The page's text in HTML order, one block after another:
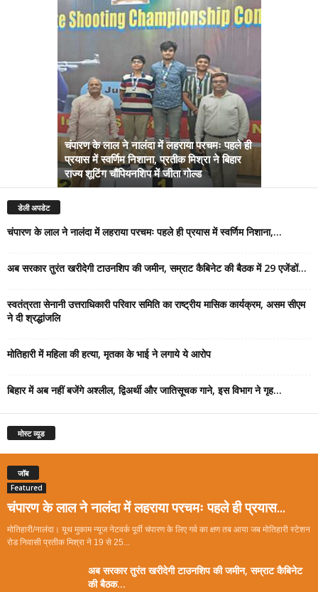
चंपारण के लाल ने नालंदा में लहराया परचमः पहले ही
प्रयास में स्वर्णिम निशाना, प्रतीक मिश्रा ने बिहार
राज्य शूटिंग चौंपियनशिप में जीता गोल्ड
डेली अपडेट
चंपारण के लाल ने नालंदा में लहराया परचमः पहले ही प्रयास में स्वर्णिम निशाना,...
अब सरकार तुरंत खरीदेगी टाउनशिप की जमीन, सम्राट कैबिनेट की बैठक में 29 एजेंडों...
स्वतंत्रता सेनानी उत्तराधिकारी परिवार समिति का राष्ट्रीय मासिक कार्यक्रम, असम सीएम
ने दी श्रद्धांजलि
मोतिहारी में महिला की हत्या, मृतका के भाई ने लगाये ये आरोप
बिहार में अब नहीं बजेंगे अश्लील, द्विअर्थी और जातिसूचक गाने, इस विभाग ने गृह...
मोस्ट व्यूड
जॉब
Featured
चंपारण के लाल ने नालंदा में लहराया परचमः पहले ही प्रयास...
मोतिहारी/नालंदा। यूथ मुकाम न्यूज नेटवर्क पूर्वी चंपारण के लिए गर्व का क्षण तब आया जब मोतिहारी स्टेशन
रोड निवासी प्रतीक मिश्रा ने 19 से 25...
अब सरकार तुरंत खरीदेगी टाउनशिप की जमीन, सम्राट कैबिनेट
की बैठक...